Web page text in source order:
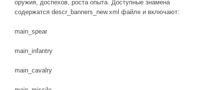
оружия, доспехов, роста опыта. Доступные знамена
содержатся descr_banners_new.xml файле и включают:
main_spear
main_infantry
main_cavalry